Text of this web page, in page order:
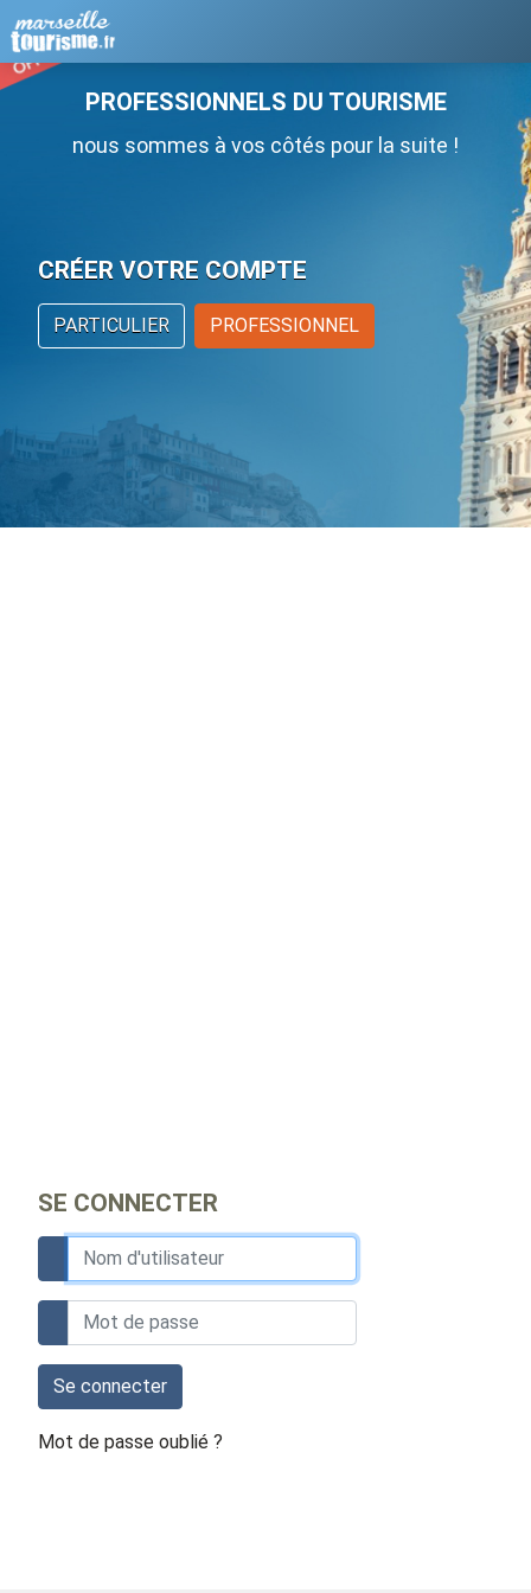
PROFESSIONNELS DU TOURISME
nous sommes à vos côtés pour la suite !
CRÉER VOTRE COMPTE
PARTICULIER PROFESSIONNEL
SE CONNECTER
Se connecter
Mot de passe oublié ?